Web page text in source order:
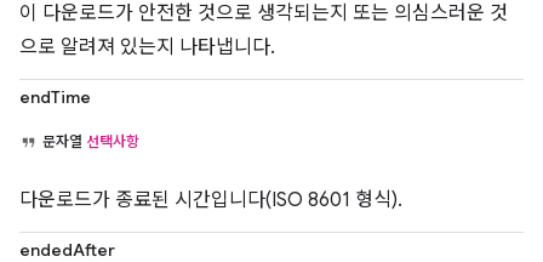
이 다운로드가 안전한 것으로 생각되는지 또는 의심스러운 것
으로 알려져 있는지 나타냅니다.
endTime
문자열 선택사항
다운로드가 종료된 시간입니다(ISO 8601 형식).
endedAfter